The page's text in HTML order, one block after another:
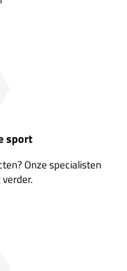
sport
Onze specialisten